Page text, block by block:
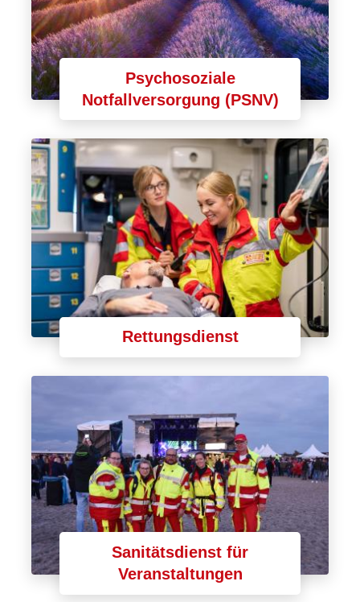
Psychosoziale
Notfallversorgung (PSNV)
Rettungsdienst
Sanitätsdienst für
Veranstaltungen